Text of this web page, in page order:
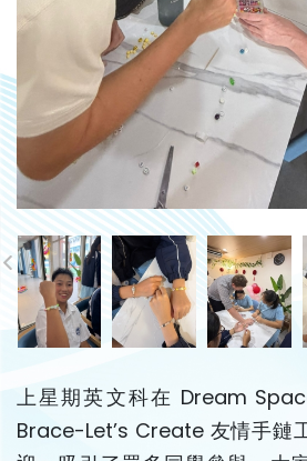
上星期英文科在 Dream
Brace-Let’s Create 友情手鏈